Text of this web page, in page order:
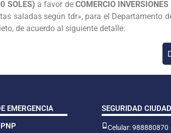
SOLES) a favor de COMERCIO
saladas según tdr», para el Departamento
de acuerdo al siguiente detalle:
EMERGENCIA
SEGURIDAD
Celular: 988880870